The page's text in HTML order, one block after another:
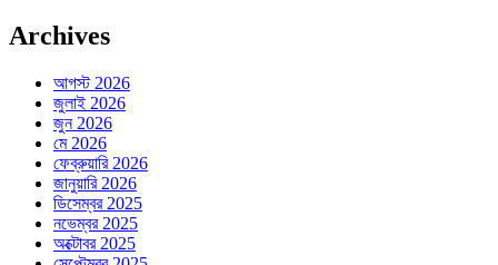
Archives
আগস্ট 2026
জুলাই 2026
জুন 2026
মে 2026
ফেব্রুয়ারি 2026
জানুয়ারি 2026
ডিসেম্বর 2025
নভেম্বর 2025
অক্টোবর 2025